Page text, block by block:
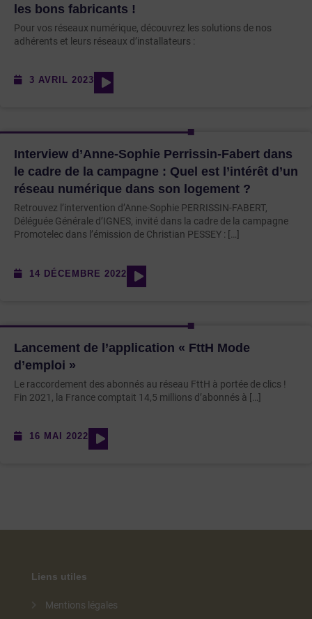
les bons fabricants !
Pour vos réseaux numérique, découvrez les solutions de nos
adhérents et leurs réseaux d’installateurs :
3 AVRIL 2023
Interview d’Anne-Sophie Perrissin-Fabert dans
le cadre de la campagne : Quel est l’intérêt d’un
réseau numérique dans son logement ?
Retrouvez l’intervention d’Anne-Sophie PERRISSIN-FABERT,
Déléguée Générale d’IGNES, invité dans la cadre de la campagne
Promotelec dans l’émission de Christian PESSEY : […]
14 DÉCEMBRE 2022
Lancement de l’application « FttH Mode
d’emploi »
Le raccordement des abonnés au réseau FttH à portée de clics !
Fin 2021, la France comptait 14,5 millions d’abonnés à […]
16 MAI 2022
Liens utiles
Mentions légales